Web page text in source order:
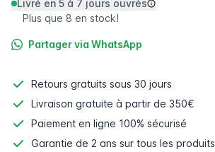
Livré en 5 à 7 jours ouvrés
Plus que 8 en stock!
Partager via WhatsApp
Retours gratuits sous 30 jours
Livraison gratuite à partir de 350€
Paiement en ligne 100% sécurisé
Garantie de 2 ans sur tous les produits